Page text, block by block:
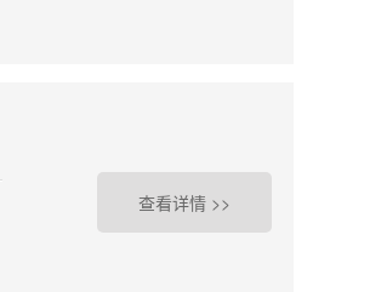
查看详情 >>